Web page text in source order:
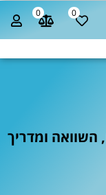
0
0
השוואה ומדריך